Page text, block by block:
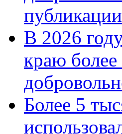
публикации
В 2026
краю
Более 5